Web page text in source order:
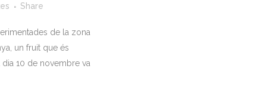
Share
de la zona
un fruit que és
dia 10 de novembre va